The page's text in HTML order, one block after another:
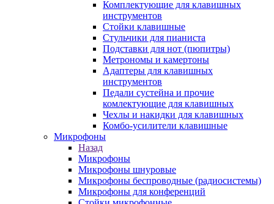
Комплектующие для клавишных
инструментов
Стойки клавишные
Стульчики для пианиста
Подставки для нот (пюпитры)
Метрономы и камертоны
Адаптеры для клавишных
инструментов
Педали сустейна и прочие
комлектующие для клавишных
Чехлы и накидки для клавишных
Комбо-усилители клавишные
Микрофоны
Назад
Микрофоны
Микрофоны шнуровые
Микрофоны беспроводные (радиосистемы)
Микрофоны для конференций